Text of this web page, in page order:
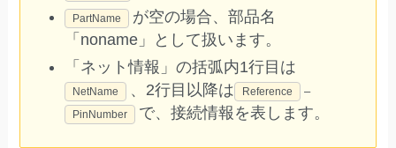
PartName
が空の場合、部品名
「noname」として扱います。
「ネット情報」の括弧内1行目は
NetName 、2行目以降は Reference –
PinNumber で、接続情報を表します。